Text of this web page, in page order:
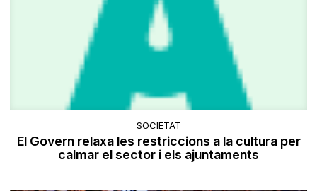
SOCIETAT
El Govern relaxa les restriccions a la cultura per
calmar el sector i els ajuntaments